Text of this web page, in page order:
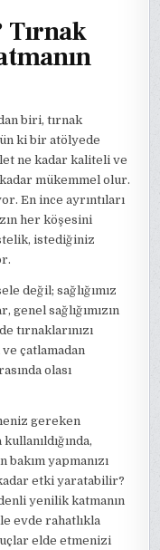
Tırnak
biri, tırnak
ki bir atölyede
ne kadar kaliteli ve
mükemmel olur.
En ince ayrıntıları
her köşesini
istediğiniz
değil; sağlığımız
genel sağlığımızın
tırnaklarınızı
çatlamadan
olası
gereken
bakım yapmanızı
etki yaratabilir?
yenilik katmanın
evde rahatlıkla
elde etmenizi